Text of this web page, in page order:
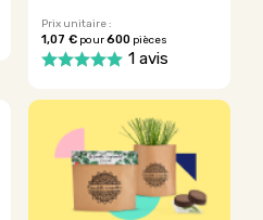
du
produit
Prix unitaire :
1,07 €pour600pièces
1 avis
produit
plusieurs
variations.
options